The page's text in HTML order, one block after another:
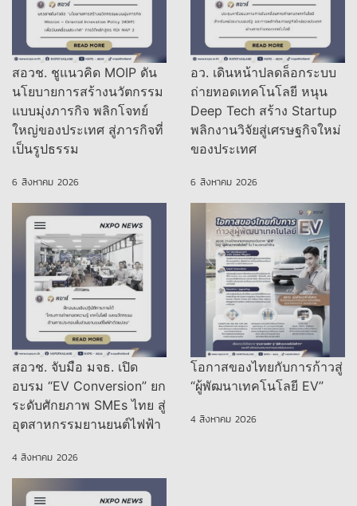
สอวช. ชูแนวคิด MOIP ดัน
นโยบายการสร้างนวัตกรรม
แบบมุ่งภารกิจ พลิกโจทย์
ใหญ่ของประเทศ สู่ภารกิจที่
เป็นรูปธรรม
6 สิงหาคม 2026
อว. เดินหน้าปลดล็อกระบบ
ถ่ายทอดเทคโนโลยี หนุน
Deep Tech สร้าง Startup
พลิกงานวิจัยสู่เศรษฐกิจใหม่
ของประเทศ
6 สิงหาคม 2026
สอวช. จับมือ มจธ. เปิด
อบรม “EV Conversion” ยก
ระดับศักยภาพ SMEs ไทย สู่
อุตสาหกรรมยานยนต์ไฟฟ้า
4 สิงหาคม 2026
โอกาสของไทยกับการก้าวสู่
“ผู้พัฒนาเทคโนโลยี EV”
4 สิงหาคม 2026